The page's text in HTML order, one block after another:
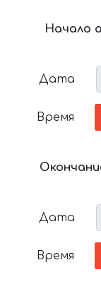
Начало
Дата
Время
Дата
Время